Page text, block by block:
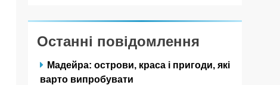
Останні повідомлення
Мадейра: острови, краса і пригоди, які
варто випробувати